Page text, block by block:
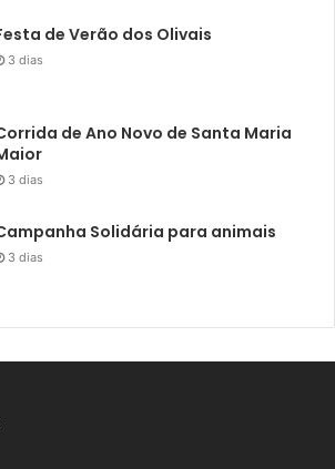
de Verão dos Olivais
3 dias
de Ano Novo de Santa Maria
3 dias
Solidária para animais
3 dias